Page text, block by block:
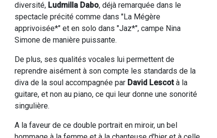
diversité, Ludmilla Dabo, déjà remarquée dans le
spectacle précité comme dans "La Mégère
apprivoisée*" et en solo dans "Jaz*", campe Nina
Simone de manière puissante.
De plus, ses qualités vocales lui permettent de
reprendre aisément à son compte les standards de la
diva de la soul accompagnée par David Lescotà la
guitare, et non au piano, ce qui leur donne une sonorité
singulière.
A la faveur de ce double portrait en miroir, un bel